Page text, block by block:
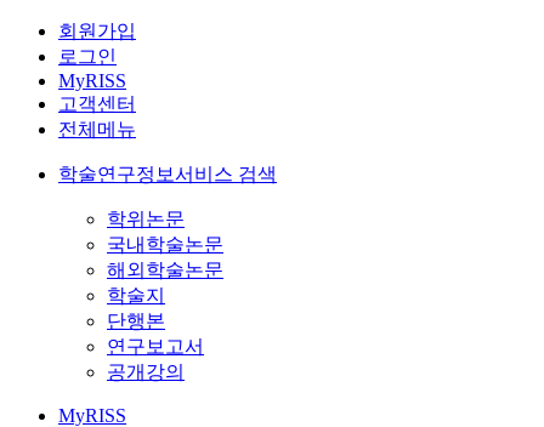
회원가입
로그인
MyRISS
고객센터
전체메뉴
학술연구정보서비스 검색
학위논문
국내학술논문
해외학술논문
학술지
단행본
연구보고서
공개강의
MyRISS